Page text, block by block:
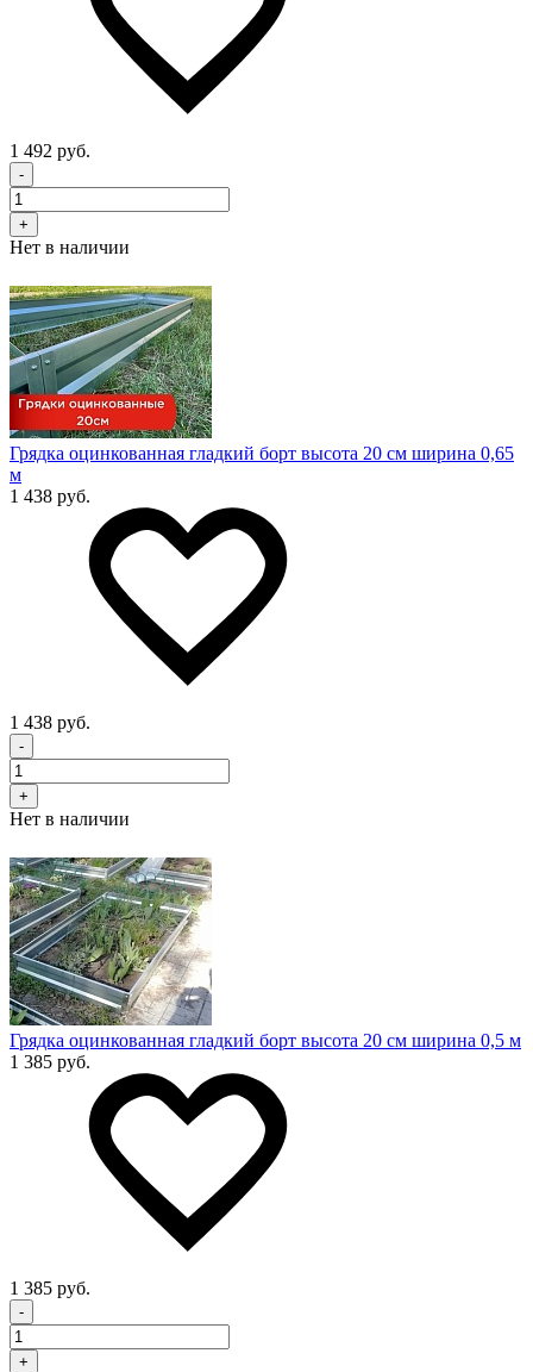
1 492 руб.
-
+
Нет в наличии
Грядка оцинкованная гладкий борт высота 20 см ширина 0,65
м
1 438 руб.
1 438 руб.
-
+
Нет в наличии
Грядка оцинкованная гладкий борт высота 20 см ширина 0,5 м
1 385 руб.
1 385 руб.
-
+